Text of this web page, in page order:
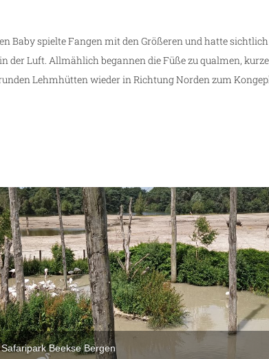
Baby spielte Fangen mit den Größeren und hatte
der Luft. Allmählich begannen die Füße zu qualmen,
Lehmhütten wieder in Richtung Norden zum
Beekse Bergen